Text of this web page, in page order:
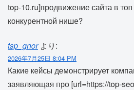
top-10.ru]продвижение сайта в
конкурентной нише?
tsp_gnor より:
2026年7月25日 8:04 PM
Какие кейсы демонстрирует
заявляющая про [url=https://top-